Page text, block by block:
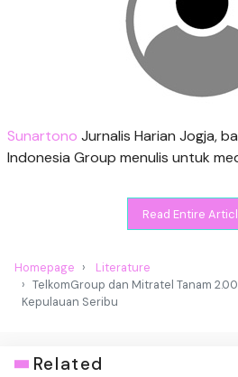
Sunartono Jurnalis Harian Jogja,
Indonesia Group menulis untuk
Read Entire
Homepage
Literature
TelkomGroup dan Mitratel Tanam
Kepulauan Seribu
Related